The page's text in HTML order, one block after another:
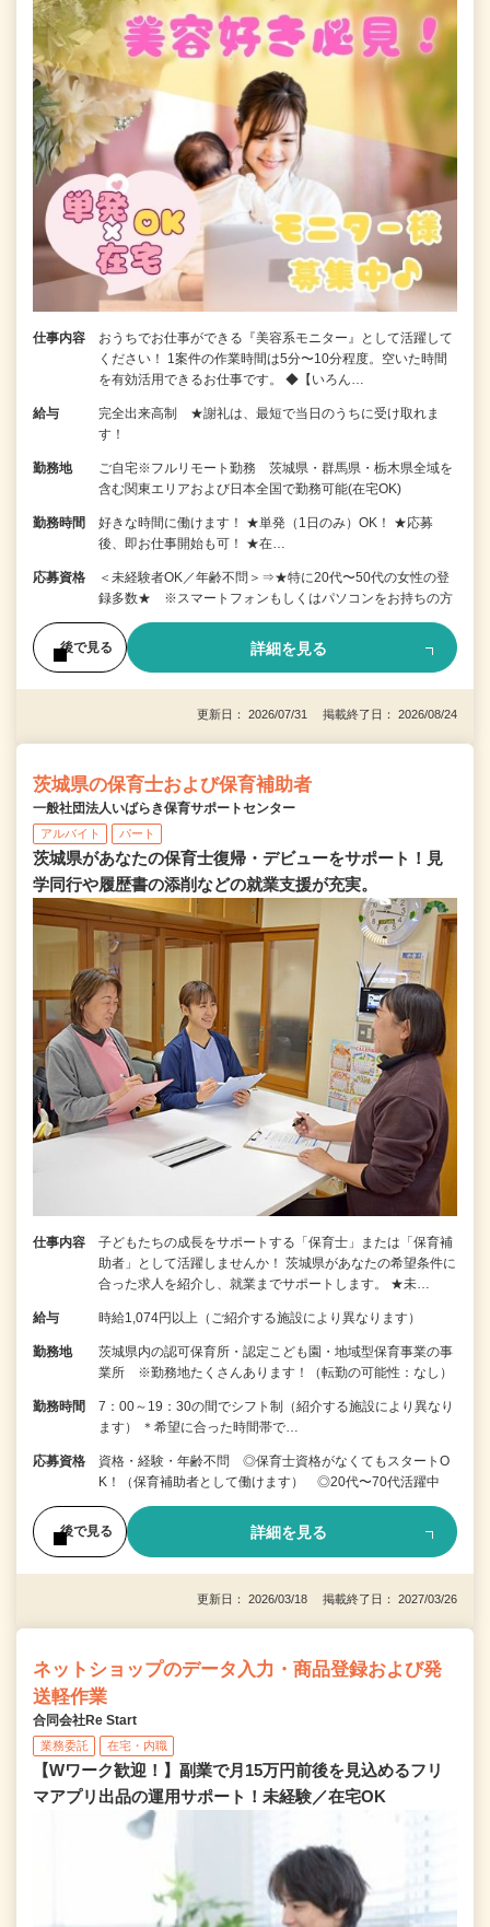
仕事内容
おうちでお仕事ができる『美容系モニター』として活躍して
ください！ 1案件の作業時間は5分〜10分程度。空いた時間
を有効活用できるお仕事です。 ◆【いろん…
給与
完全出来高制 ★謝礼は、最短で当日のうちに受け取れま
す！
勤務地
ご自宅※フルリモート勤務 茨城県・群馬県・栃木県全域を
含む関東エリアおよび日本全国で勤務可能(在宅OK)
勤務時間
好きな時間に働けます！ ★単発（1日のみ）OK！ ★応募
後、即お仕事開始も可！ ★在…
応募資格
＜未経験者OK／年齢不問＞⇒★特に20代〜50代の女性の登
録多数★ ※スマートフォンもしくはパソコンをお持ちの方
後で見る 詳細を見る
更新日： 2026/07/31 掲載終了日： 2026/08/24
茨城県の保育士および保育補助者
一般社団法人いばらき保育サポートセンター
アルバイト パート
茨城県があなたの保育士復帰・デビューをサポート！見
学同行や履歴書の添削などの就業支援が充実。
仕事内容
子どもたちの成長をサポートする「保育士」または「保育補
助者」として活躍しませんか！ 茨城県があなたの希望条件に
合った求人を紹介し、就業までサポートします。 ★未…
給与 時給1,074円以上（ご紹介する施設により異なります）
勤務地
茨城県内の認可保育所・認定こども園・地域型保育事業の事
業所 ※勤務地たくさんあります！（転勤の可能性：なし）
勤務時間
7：00～19：30の間でシフト制（紹介する施設により異なり
ます） ＊希望に合った時間帯で…
応募資格
資格・経験・年齢不問 ◎保育士資格がなくてもスタートO
K！（保育補助者として働けます） ◎20代〜70代活躍中
後で見る 詳細を見る
更新日： 2026/03/18 掲載終了日： 2027/03/26
ネットショップのデータ入力・商品登録および発
送軽作業
合同会社Re Start
業務委託 在宅・内職
【Wワーク歓迎！】副業で月15万円前後を見込めるフリ
マアプリ出品の運用サポート！未経験／在宅OK